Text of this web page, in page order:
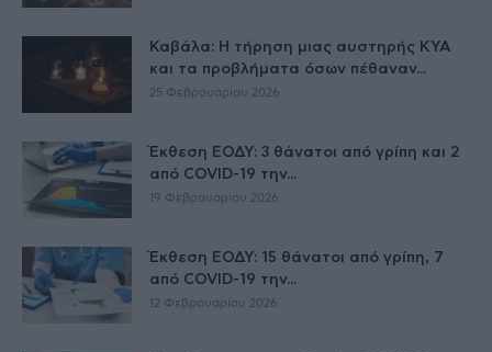
Καβάλα: Η τήρηση μιας αυστηρής ΚΥΑ
και τα προβλήματα όσων πέθαναν...
25 Φεβρουαρίου 2026
Έκθεση ΕΟΔΥ: 3 θάνατοι από γρίπη και 2
από COVID-19 την...
19 Φεβρουαρίου 2026
Έκθεση ΕΟΔΥ: 15 θάνατοι από γρίπη, 7
από COVID-19 την...
12 Φεβρουαρίου 2026